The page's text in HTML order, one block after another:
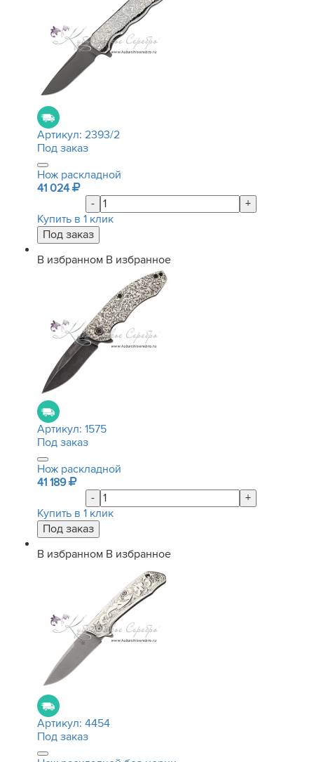
Артикул: 2393/2
Под заказ
Нож раскладной
41 024
-
+
Купить в 1 клик
В избранном В избранное
Артикул: 1575
Под заказ
Нож раскладной
41 189
-
+
Купить в 1 клик
В избранном В избранное
Артикул: 4454
Под заказ